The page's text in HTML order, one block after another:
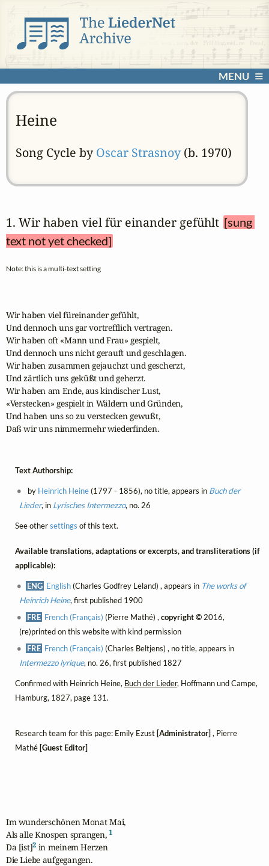
MENU
Heine
Song Cycle by Oscar Strasnoy(b. 1970)
1. Wir haben viel für einander gefühlt [sung
text not yet checked]
Note: this is a multi-text setting
Wir haben viel füreinander gefühlt,
Und dennoch uns gar vortrefflich vertragen.
Wir haben oft «Mann und Frau» gespielt,
Und dennoch uns nicht gerauft und geschlagen.
Wir haben zusammen gejauchzt und gescherzt,
Und zärtlich uns geküßt und geherzt.
Wir haben am Ende, aus kindischer Lust,
«Verstecken» gespielt in Wäldern und Gründen,
Und haben uns so zu verstecken gewußt,
Daß wir uns nimmermehr wiederfinden.
Text Authorship:
by Heinrich Heine(1797 - 1856), no title, appears in Buch der
Lieder, in Lyrisches Intermezzo, no. 26
See othersettings of this text.
Available translations, adaptations or excerpts, and transliterations (if
applicable):
ENG English(Charles Godfrey Leland) , appears in The works of
Heinrich Heine, first published 1900
FRE French (Français) (Pierre Mathé) ,copyright ©2016,
(re)printed on this website with kind permission
FRE French (Français) (Charles Beltjens) , no title, appears in
Intermezzo lyrique, no. 26, first published 1827
Confirmed with Heinrich Heine, Buch der Lieder, Hoffmann und Campe,
Hamburg, 1827, page 131.
Research team for this page: Emily Ezust[Administrator], Pierre
Mathé[Guest Editor]
Im wunderschönen Monat Mai,
Als alle Knospen sprangen, 1
Da [ist]2 in meinem Herzen
Die Liebe aufgegangen.